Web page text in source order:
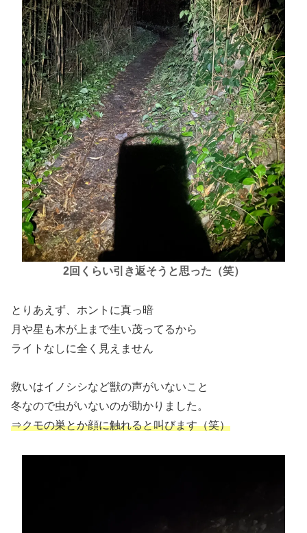
2回くらい引き返そうと思った（笑）
とりあえず、ホントに真っ暗
月や星も木が上まで生い茂ってるから
ライトなしに全く見えません
救いはイノシシなど獣の声がいないこと
冬なので虫がいないのが助かりました。
⇒クモの巣とか顔に触れると叫びます（笑）